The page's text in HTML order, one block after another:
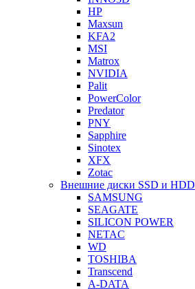
HP
Maxsun
KFA2
MSI
Matrox
NVIDIA
Palit
PowerColor
Predator
PNY
Sapphire
Sinotex
XFX
Zotac
Внешние диски SSD и HDD
SAMSUNG
SEAGATE
SILICON POWER
NETAC
WD
TOSHIBA
Transcend
A-DATA